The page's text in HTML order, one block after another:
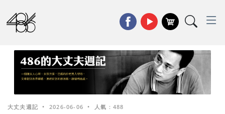
大丈夫週記 • 2026-06-06 • 人氣 : 488